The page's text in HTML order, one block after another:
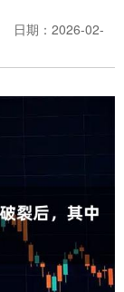
日期：2026-02-